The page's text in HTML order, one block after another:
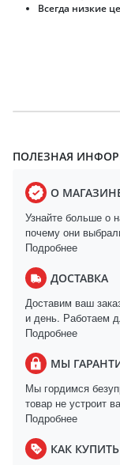
Всегда низкие
ПОЛЕЗНАЯ
О
Узнайте больше о
почему они
Подробнее
ДОСТАВКА
Доставим ваш
и день. Работаем
Подробнее
МЫ
Мы гордимся
товар не устроит
Подробнее
КАК КУПИТЬ